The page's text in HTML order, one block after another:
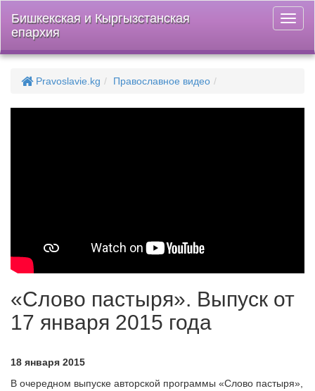
меню
Бишкекская и Кыргызстанская
епархия
Pravoslavie.kg Православное видео
«Слово пастыря». Выпуск от
17 января 2015 года
18 января 2015
В очередном выпуске авторской программы «Слово пастыря»,